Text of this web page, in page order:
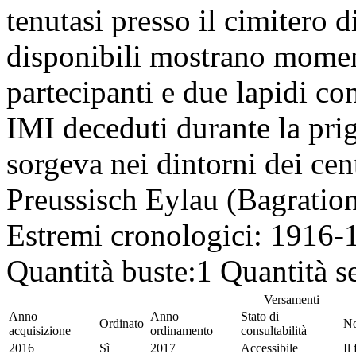
tenutasi presso il cimitero
disponibili mostrano
partecipanti e due lapidi
IMI deceduti durante la
sorgeva nei dintorni dei
Preussisch Eylau
Estremi cronologici: 1916-
Quantità buste:1 Quantità
Versamenti
Anno
acquisizione
Ordinato
Anno
ordinamento
Stato di
consultabilità
2016
Sì 2017 Accessibile Il